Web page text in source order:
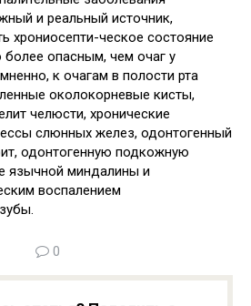
и реальный источник,
хрониосепти-ческое состояние
более опасным, чем очаг у
к очагам в полости рта
околокорневые кисты,
челюсти, хронические
слюнных желез, одонтогенный
одонтогенную подкожную
язычной миндалины и
воспалением
0